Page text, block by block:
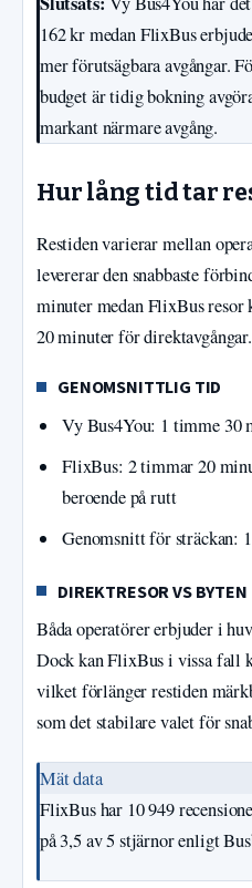
162 kr medan FlixBus
mer förutsägbara avgångar.
budget är tidig bokning
markant närmare avgång.
Hur lång tid tar
Restiden varierar mellan
levererar den snabbaste
minuter medan FlixBus
20 minuter för direktavgångar.
GENOMSNITTLIG TID
Vy Bus4You: 1 timme 30
FlixBus: 2 timmar 20
beroende på rutt
Genomsnitt för sträckan:
DIREKTRESOR VS BYTEN
Båda operatörer erbjuder i
Dock kan FlixBus i vissa fall
vilket förlänger restiden
som det stabilare valet för
Mät data
FlixBus har 10 949
på 3,5 av 5 stjärnor enligt